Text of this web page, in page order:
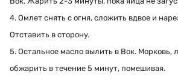
4. Омлет снять с огня, сложить вдвое и
Отставить в сторону.
5. Остальное масло вылить в Вок. Морковь,
обжарить в течение 5 минут, помешивая.